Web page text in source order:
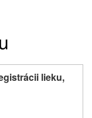
lieku,